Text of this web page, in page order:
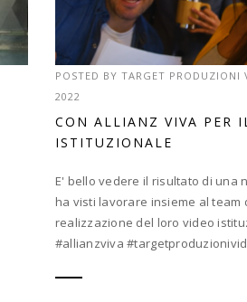
POSTED BY TARGET PRODUZIONI
2022
CON ALLIANZ VIVA PER
ISTITUZIONALE
E' bello vedere il risultato di una
ha visti lavorare insieme al team
realizzazione del loro video
#allianzviva